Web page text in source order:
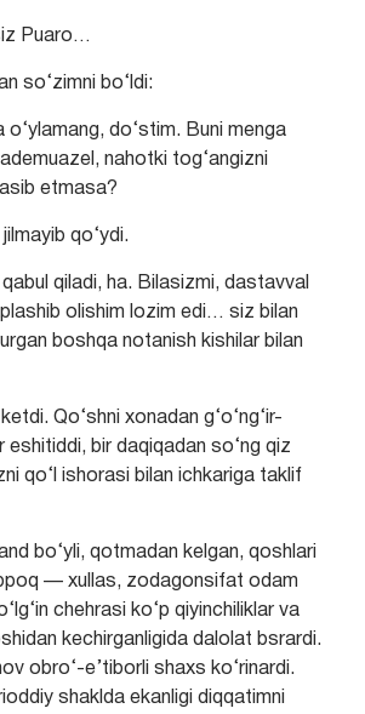
Puaro…
so‘zimni bo‘ldi:
o‘ylamang, do‘stim. Buni menga
nahotki tog‘angizni
etmasa?
qo‘ydi.
qiladi, ha. Bilasizmi, dastavval
olishim lozim edi… siz bilan
boshqa notanish kishilar bilan
Qo‘shni xonadan g‘o‘ng‘ir-
eshitiddi, bir daqiqadan so‘ng qiz
qo‘l ishorasi bilan ichkariga taklif
bo‘yli, qotmadan kelgan, qoshlari
— xullas, zodagonsifat odam
chehrasi ko‘p qiyinchiliklar va
kechirganligida dalolat bsrardi.
obro‘-e’tiborli shaxs ko‘rinardi.
shaklda ekanligi diqqatimni